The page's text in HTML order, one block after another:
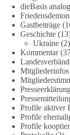
#dieBasis #natur
7 8
DieBasis
2 Tage(n)
Jetzt dieBasis
Die Landtagswahl
September statt.
dieBasis analog
Gastbeiträge
Geschichte
Ukraine (2)
Kommentar
Mitgliederinfos
Profile aktiver
Profile
Profile